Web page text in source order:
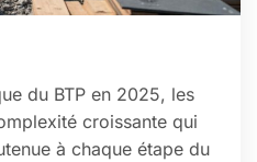
du BTP en 2025, les
croissante qui
à chaque étape du